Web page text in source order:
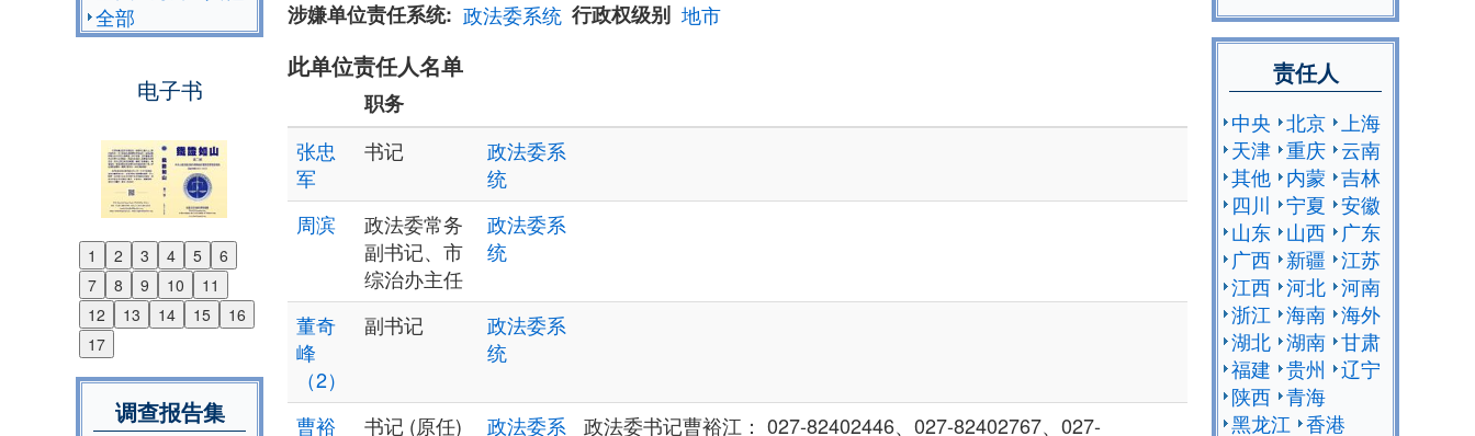
全部
电子书
1 2 3 4 5
6
7
8 9 10
11
12
13 14 15
16
17
Previous
Next
调查报告集
涉嫌单位责任系统
政法委系统 行政权级别 地市
此单位责任人名单
职务
张忠
军
书记
政法委系
统
周滨
政法委常务
副书记、市
综治办主任
政法委系
统
董奇
峰
（2）
副书记
政法委系
统
曹裕
书记 (原任)
政法委系
政法委书记曹裕江： 027-82402446、027-82402767、027-
责任人
中央 北京
上海
天津 重庆 云南
其他 内蒙 吉林
四川
宁夏 安徽
山东 山西
广东
广西 新疆 江苏
江西 河北 河南
浙江 海南 海外
湖北 湖南 甘肃
福建 贵州
辽宁
陕西 青海
黑龙江 香港